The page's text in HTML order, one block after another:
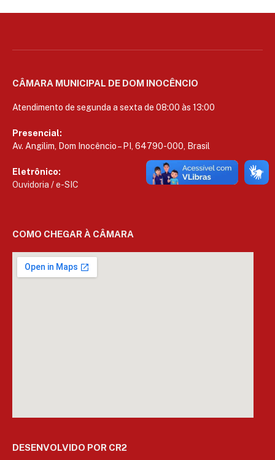
CÂMARA MUNICIPAL DE DOM INOCÊNCIO
Atendimento de segunda a sexta de 08:00 às 13:00
Presencial:
Av. Angilim, Dom Inocêncio – PI, 64790-000, Brasil
Eletrônico:
Ouvidoria /e-SIC
COMO CHEGAR À CÂMARA
DESENVOLVIDO POR CR2